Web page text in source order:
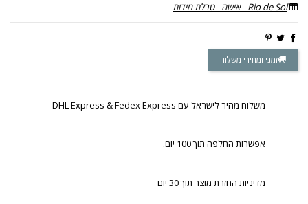
Rio de Sol - אישה - טבלת מידות
זמני ומחירי משלוח
משלוח מהיר לישראל עם DHL Express & Fedex Express
אפשרות החלפה תוך 100 יום.
מדיניות החזרת מוצר תוך 30 יום